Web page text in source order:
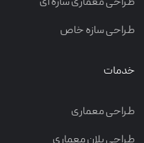
طراحی سازه خاص
خدمات
طراحی معماری